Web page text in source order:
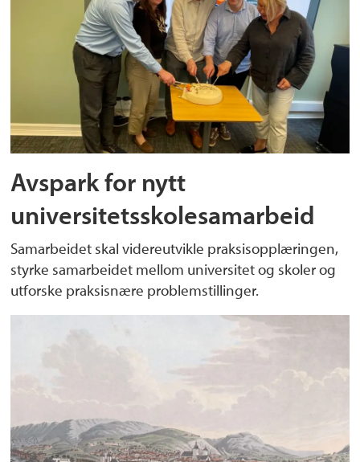
Avspark for nytt
universitetsskolesamarbeid
Samarbeidet skal videreutvikle praksisopplæringen,
styrke samarbeidet mellom universitet og skoler og
utforske praksisnære problemstillinger.